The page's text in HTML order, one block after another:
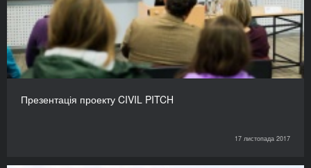
Презентація проекту CIVIL PITCH
17 листопада 2017